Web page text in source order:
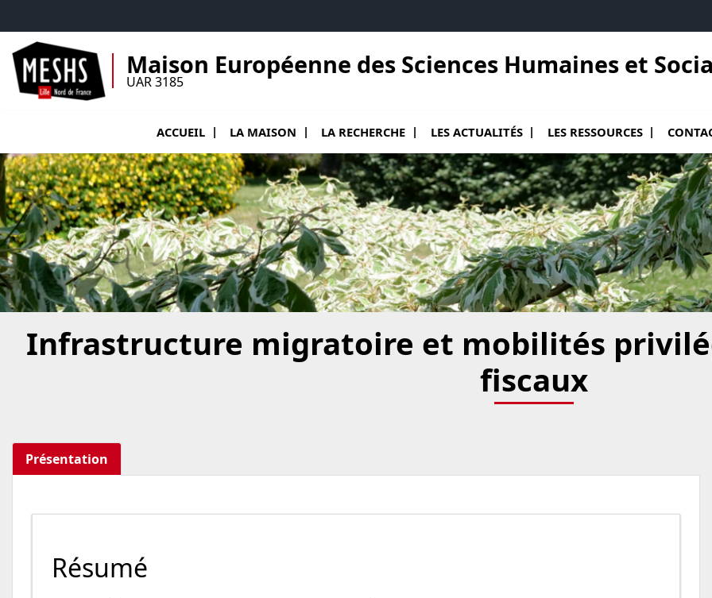
Maison Européenne des Sciences Humaines et
UAR 3185
ACCUEIL LA MAISON LA RECHERCHE LES ACTUALITÉS LES RESSOURCES
Infrastructure migratoire et mobilités
fiscaux
Présentation
Résumé